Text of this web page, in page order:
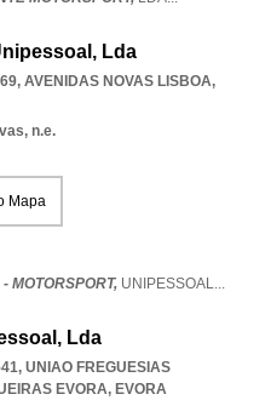
Lda
, AVENIDAS NOVAS LISBOA,
n.e.
Mapa
- MOTORSPORT, UNIPESSOAL...
Lda
, UNIAO FREGUESIAS
EVORA, EVORA